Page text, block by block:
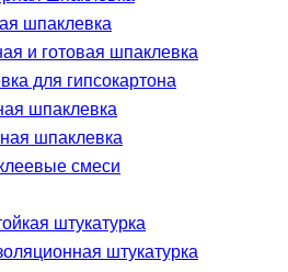
шпаклевка
и готовая шпаклевка
для гипсокартона
шпаклевка
шпаклевка
смеси
штукатурка
штукатурка